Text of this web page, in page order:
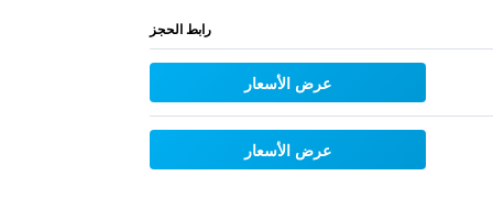
رابط الحجز
عرض الأسعار
عرض الأسعار